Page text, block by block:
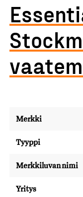
Merkki
Tyyppi
Merkkiluvan nimi
Yritys